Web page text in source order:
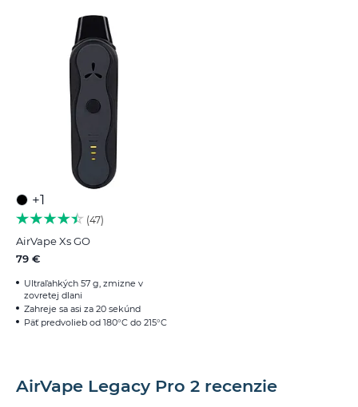
+1
47
AirVape Xs GO
79 €
Ultraľahkých 57 g, zmizne v
zovretej dlani
Zahreje sa asi za 20 sekúnd
Päť predvolieb od 180°C do 215°C
AirVape Legacy Pro 2 recenzie